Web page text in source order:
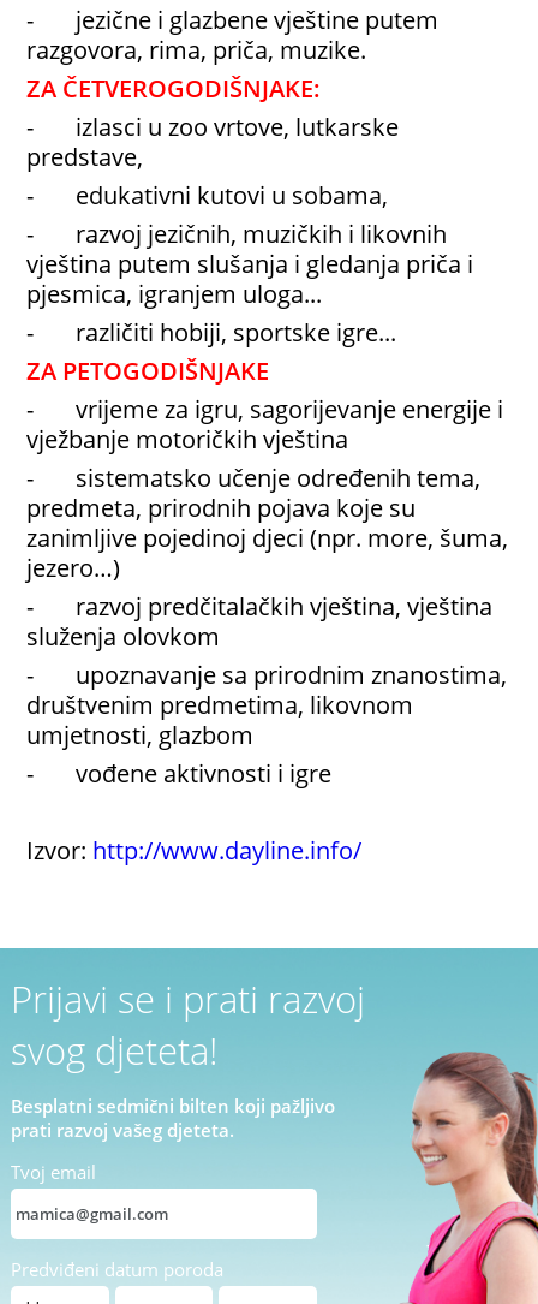
- jezične i glazbene vještine putem
razgovora, rima, priča, muzike.
ZA ČETVEROGODIŠNJAKE:
- izlasci u zoo vrtove, lutkarske
predstave,
- edukativni kutovi u sobama,
- razvoj jezičnih, muzičkih i likovnih
vještina putem slušanja i gledanja priča i
pjesmica, igranjem uloga...
- različiti hobiji, sportske igre...
ZA PETOGODIŠNJAKE
- vrijeme za igru, sagorijevanje energije i
vježbanje motoričkih vještina
- sistematsko učenje određenih tema,
predmeta, prirodnih pojava koje su
zanimljive pojedinoj djeci (npr. more, šuma,
jezero…)
- razvoj predčitalačkih vještina, vještina
služenja olovkom
- upoznavanje sa prirodnim znanostima,
društvenim predmetima, likovnom
umjetnosti, glazbom
- vođene aktivnosti i igre
Izvor: http://www.dayline.info/
Prijavi se i prati razvoj
svog djeteta!
Besplatni sedmični bilten koji pažljivo
prati razvoj vašeg djeteta.
Tvoj email
Predviđeni datum poroda